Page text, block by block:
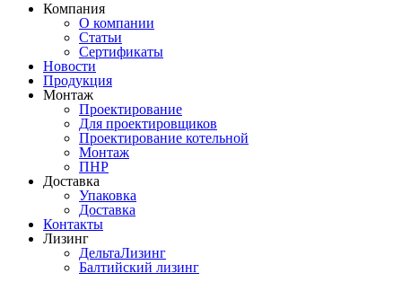
Компания
О компании
Статьи
Сертификаты
Новости
Продукция
Монтаж
Проектирование
Для проектировщиков
Проектирование котельной
Монтаж
ПНР
Доставка
Упаковка
Доставка
Контакты
Лизинг
ДельтаЛизинг
Балтийский лизинг